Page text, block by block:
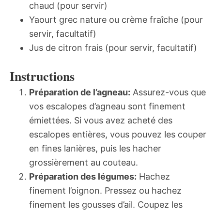
chaud (pour servir)
Yaourt grec nature ou crème fraîche (pour
servir, facultatif)
Jus de citron frais (pour servir, facultatif)
Instructions
Préparation de l’agneau: Assurez-vous que
vos escalopes d’agneau sont finement
émiettées. Si vous avez acheté des
escalopes entières, vous pouvez les couper
en fines lanières, puis les hacher
grossièrement au couteau.
Préparation des légumes: Hachez
finement l’oignon. Pressez ou hachez
finement les gousses d’ail. Coupez les